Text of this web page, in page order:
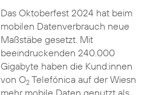
Das Oktoberfest 2024 hat beim
mobilen Datenverbrauch neue
Maßstäbe gesetzt. Mit
beeindruckenden 240.000
Gigabyte haben die Kund:innen
von O2Telefónica auf der Wiesn
mehr mobile Daten genutzt als